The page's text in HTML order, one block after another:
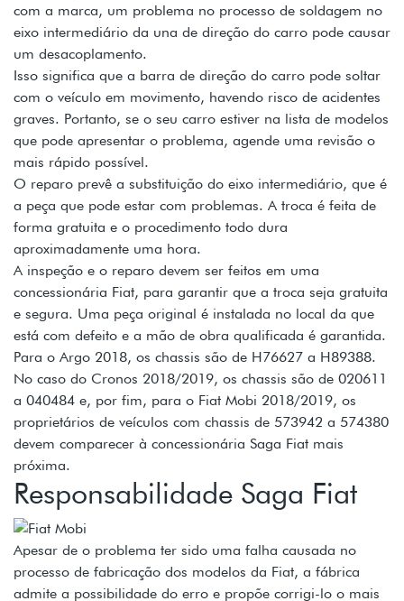
com a marca, um problema no processo de soldagem no
eixo intermediário da una de direção do carro pode causar
um desacoplamento.
Isso significa que a barra de direção do carro pode soltar
com o veículo em movimento, havendo risco de acidentes
graves. Portanto, se o seu carro estiver na lista de modelos
que pode apresentar o problema, agende uma revisão o
mais rápido possível.
O reparo prevê a substituição do eixo intermediário, que é
a peça que pode estar com problemas. A troca é feita de
forma gratuita e o procedimento todo dura
aproximadamente uma hora.
A inspeção e o reparo devem ser feitos em uma
concessionária Fiat, para garantir que a troca seja gratuita
e segura. Uma peça original é instalada no local da que
está com defeito e a mão de obra qualificada é garantida.
Para o Argo 2018, os chassis são de H76627 a H89388.
No caso do Cronos 2018/2019, os chassis são de 020611
a 040484 e, por fim, para o Fiat Mobi 2018/2019, os
proprietários de veículos com chassis de 573942 a 574380
devem comparecer à concessionária Saga Fiat mais
próxima.
Responsabilidade Saga Fiat
Apesar de o problema ter sido uma falha causada no
processo de fabricação dos modelos da Fiat, a fábrica
admite a possibilidade do erro e propõe corrigi-lo o mais